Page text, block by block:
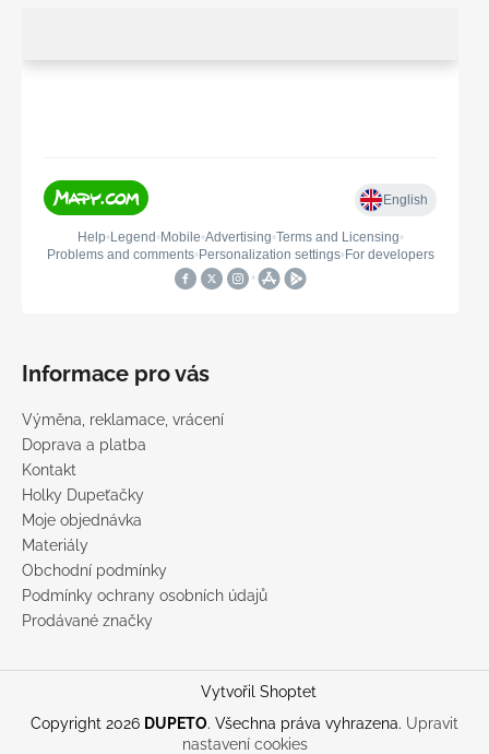
Informace pro vás
Výměna, reklamace, vrácení
Doprava a platba
Kontakt
Holky Dupeťačky
Moje objednávka
Materiály
Obchodní podmínky
Podmínky ochrany osobních údajů
Prodávané značky
Vytvořil Shoptet
Copyright 2026 DUPETO. Všechna práva vyhrazena. Upravit
nastavení cookies